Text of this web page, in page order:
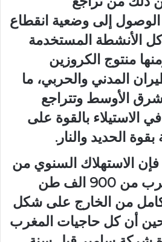
إلى وضعية انقطاع
الأنشطة المستخدمة
منتوج الكروزين
المدني والحربي، ما
الأوسط وتتراجع
الاستيلاء بالقوة على
الحديد والنار.
فإن الاستهلاك السنوي من
مادة الكروزين يقترب من 900 الف طن
من الخارج على شكل
أن كل حاجيات المغرب